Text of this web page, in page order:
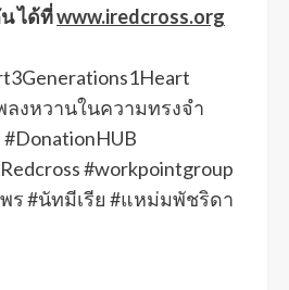
ได้ที่www.iredcross.org
ลงหวานในความทรงจำ
#workpointgroup
ร #นัทมีเรีย #แหม่มพัชริดา